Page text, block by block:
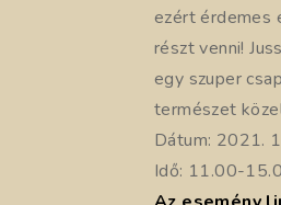
ezért érdemes
részt venni!
egy szuper
természet
Dátum: 2021.
Idő: 11.00-